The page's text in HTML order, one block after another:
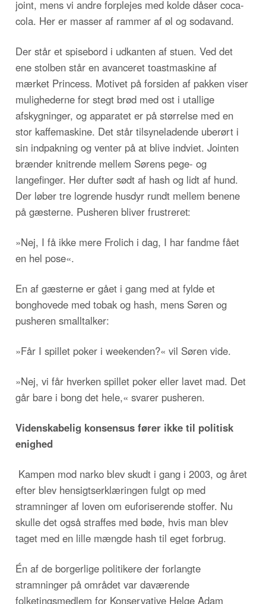
joint, mens vi andre forplejes med kolde dåser coca-
cola. Her er masser af rammer af øl og sodavand.
Der står et spisebord i udkanten af stuen. Ved det
ene stolben står en avanceret toastmaskine af
mærket Princess. Motivet på forsiden af pakken viser
mulighederne for stegt brød med ost i utallige
afskygninger, og apparatet er på størrelse med en
stor kaffemaskine. Det står tilsyneladende uberørt i
sin indpakning og venter på at blive indviet. Jointen
brænder knitrende mellem Sørens pege- og
langefinger. Her dufter sødt af hash og lidt af hund.
Der løber tre logrende husdyr rundt mellem benene
på gæsterne. Pusheren bliver frustreret:
»Nej, I få ikke mere Frolich i dag, I har fandme fået
en hel pose«.
En af gæsterne er gået i gang med at fylde et
bonghovede med tobak og hash, mens Søren og
pusheren smalltalker:
»Får I spillet poker i weekenden?« vil Søren vide.
»Nej, vi får hverken spillet poker eller lavet mad. Det
går bare i bong det hele,« svarer pusheren.
Videnskabelig konsensus fører ikke til politisk
enighed
Kampen mod narko blev skudt i gang i 2003, og året
efter blev hensigtserklæringen fulgt op med
stramninger af loven om euforiserende stoffer. Nu
skulle det også straffes med bøde, hvis man blev
taget med en lille mængde hash til eget forbrug.
Én af de borgerlige politikere der forlangte
stramninger på området var daværende
folketingsmedlem for Konservative Helge Adam